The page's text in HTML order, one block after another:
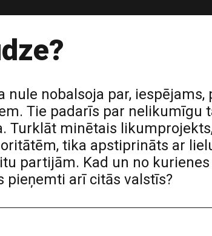
nobalsoja par,
Tie padarīs par nelikumīgu
Turklāt minētais
tika apstiprināts ar
partijām. Kad un no
pieņemti arī citās valstīs?